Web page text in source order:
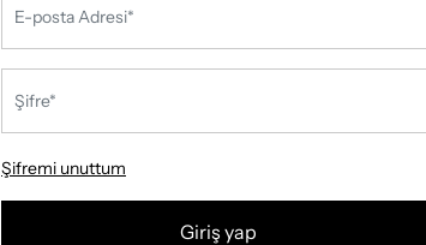
Şifremi unuttum
Giriş yap